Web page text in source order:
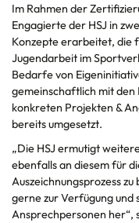
Im Rahmen der
Engagierte der HSJ in
Konzepte erarbeitet, die
Jugendarbeit im
Bedarfe von
gemeinschaftlich mit
konkreten Projekten &
bereits umgesetzt.
„Die HSJ ermutigt
ebenfalls an diesem für
Auszeichnungsprozess
gerne zur Verfügung und
Ansprechpersonen her“,